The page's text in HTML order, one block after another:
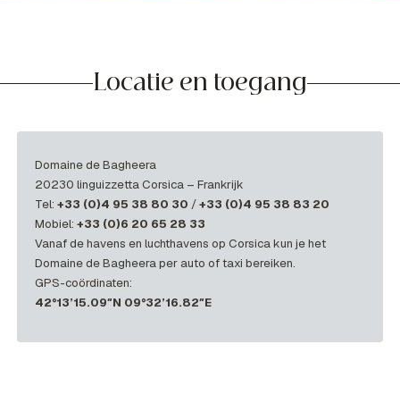
Locatie en toegang
Domaine de Bagheera
20230 linguizzetta Corsica – Frankrijk
Tel: +33 (0)4 95 38 80 30 /+33 (0)4 95 38 83 20
Mobiel: +33 (0)6 20 65 28 33
Vanaf de havens en luchthavens op Corsica kun je het
Domaine de Bagheera per auto of taxi bereiken.
GPS-coördinaten:
42°13’15.09″N 09°32’16.82″E